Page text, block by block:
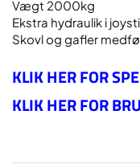
Vægt 2000kg
Ekstra hydraulik i
Skovl og gafler
KLIK HER FOR
KLIK HER FOR